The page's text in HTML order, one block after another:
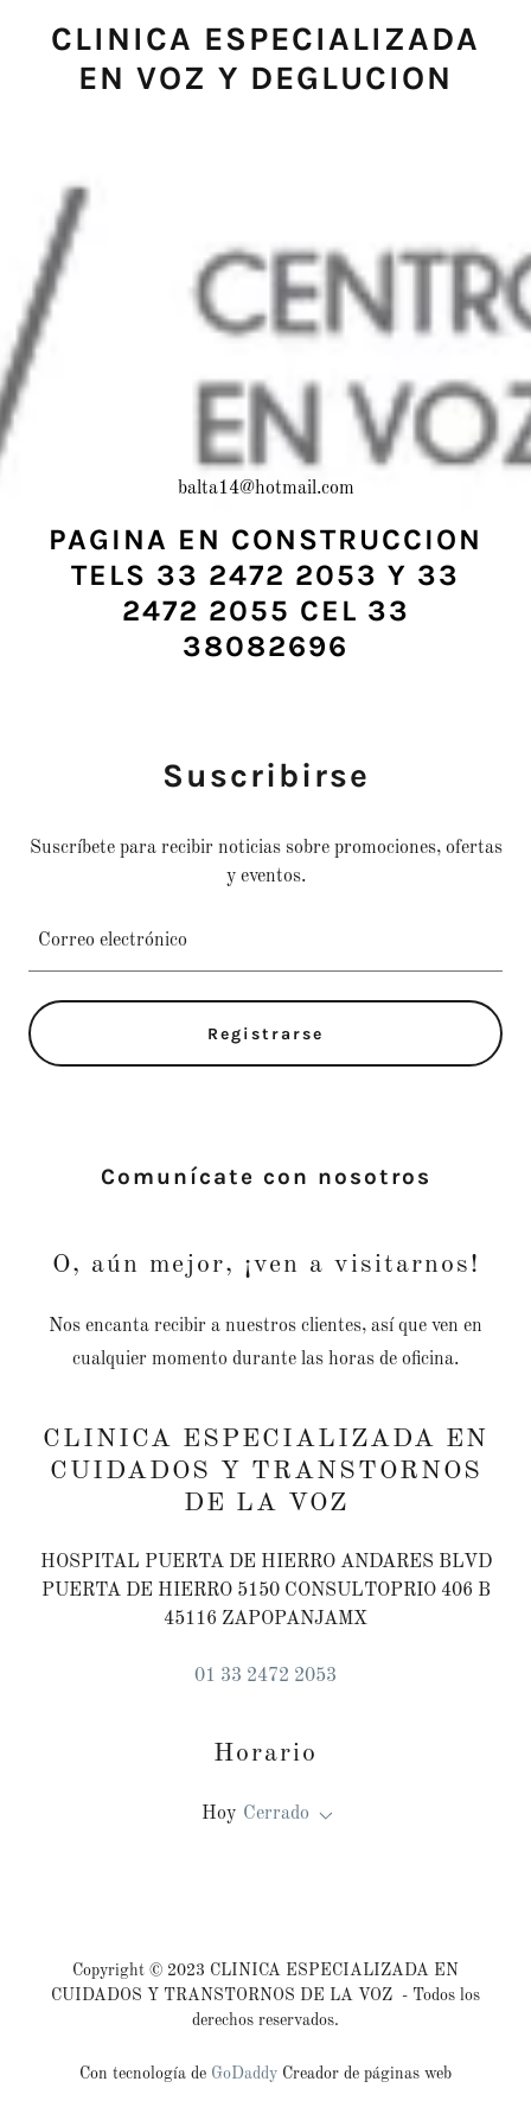
CLINICA ESPECIALIZADA
EN VOZ Y DEGLUCION
balta14@hotmail.com
PAGINA EN CONSTRUCCION
TELS 33 2472 2053 Y 33
2472 2055 CEL 33
38082696
Suscribirse
Suscríbete para recibir noticias sobre promociones, ofertas
y eventos.
Correo electrónico
Registrarse
Comunícate con nosotros
O, aún mejor, ¡ven a visitarnos!
Nos encanta recibir a nuestros clientes, así que ven en
cualquier momento durante las horas de oficina.
CLINICA ESPECIALIZADA EN
CUIDADOS Y TRANSTORNOS
DE LA VOZ
HOSPITAL PUERTA DE HIERRO ANDARES BLVD
PUERTA DE HIERRO 5150 CONSULTOPRIO 406 B
45116 ZAPOPANJAMX
01 33 2472 2053
Horario
Hoy Cerrado
Copyright © 2023 CLINICA ESPECIALIZADA EN
CUIDADOS Y TRANSTORNOS DE LA VOZ - Todos los
derechos reservados.
Con tecnología de GoDaddy Creador de páginas web